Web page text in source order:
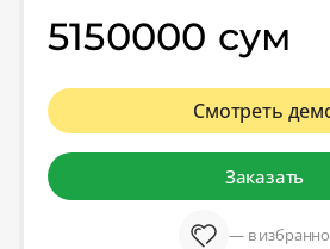
5150000 сум
Смотреть
Заказать
— в